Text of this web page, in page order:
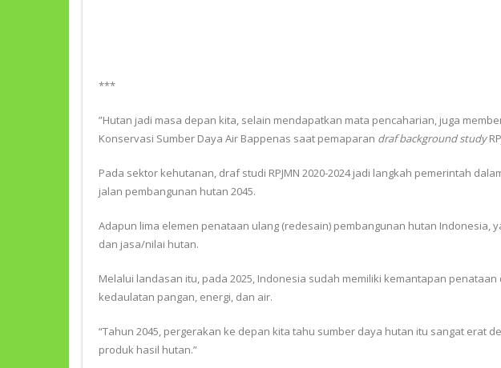
***
”Hutan jadi masa depan kita, selain mendapatkan mata pencaharian, juga
Konservasi Sumber Daya Air Bappenas saat pemaparan draf background study
Pada sektor kehutanan, draf studi RPJMN 2020-2024 jadi langkah pemerintah
jalan pembangunan hutan 2045.
Adapun lima elemen penataan ulang (redesain) pembangunan hutan
dan jasa/nilai hutan.
Melalui landasan itu, pada 2025, Indonesia sudah memiliki kemantapan
kedaulatan pangan, energi, dan air.
“Tahun 2045, pergerakan ke depan kita tahu sumber daya hutan itu sangat erat
produk hasil hutan.”